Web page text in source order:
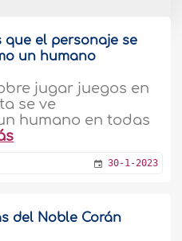
el personaje se
un humano
jugar juegos en
se ve
humano en todas
30-1-2023
del Noble Corán